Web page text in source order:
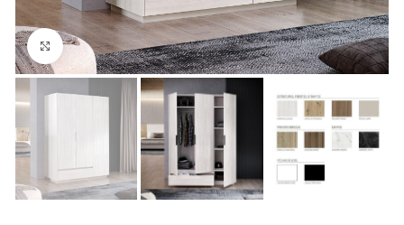
Ver Imagem